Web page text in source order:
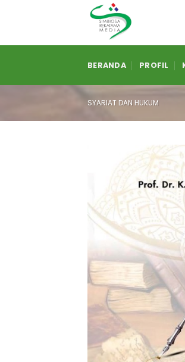
BERANDA PROFIL
SYARIAT DAN HUKUM